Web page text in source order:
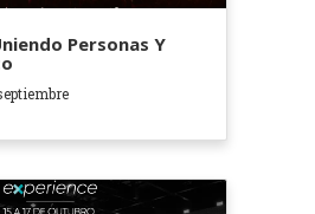
Personas Y